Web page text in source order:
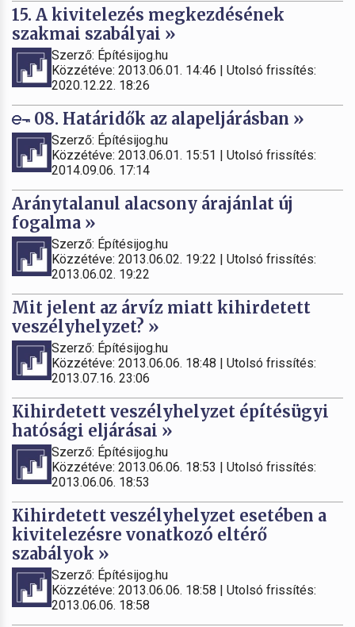
15. A kivitelezés megkezdésének
szakmai szabályai »
Szerző: Építésijog.hu
Közzétéve: 2013.06.01. 14:46 | Utolsó frissítés:
2020.12.22. 18:26
08. Határidők az alapeljárásban »
Szerző: Építésijog.hu
Közzétéve: 2013.06.01. 15:51 | Utolsó frissítés:
2014.09.06. 17:14
Aránytalanul alacsony árajánlat új
fogalma »
Szerző: Építésijog.hu
Közzétéve: 2013.06.02. 19:22 | Utolsó frissítés:
2013.06.02. 19:22
Mit jelent az árvíz miatt kihirdetett
veszélyhelyzet? »
Szerző: Építésijog.hu
Közzétéve: 2013.06.06. 18:48 | Utolsó frissítés:
2013.07.16. 23:06
Kihirdetett veszélyhelyzet építésügyi
hatósági eljárásai »
Szerző: Építésijog.hu
Közzétéve: 2013.06.06. 18:53 | Utolsó frissítés:
2013.06.06. 18:53
Kihirdetett veszélyhelyzet esetében a
kivitelezésre vonatkozó eltérő
szabályok »
Szerző: Építésijog.hu
Közzétéve: 2013.06.06. 18:58 | Utolsó frissítés:
2013.06.06. 18:58